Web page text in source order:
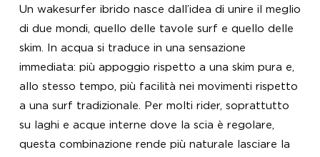
Un wakesurfer ibrido nasce dall’idea di unire il meglio
di due mondi, quello delle tavole surf e quello delle
skim. In acqua si traduce in una sensazione
immediata: più appoggio rispetto a una skim pura e,
allo stesso tempo, più facilità nei movimenti rispetto
a una surf tradizionale. Per molti rider, soprattutto
su laghi e acque interne dove la scia è regolare,
questa combinazione rende più naturale lasciare la